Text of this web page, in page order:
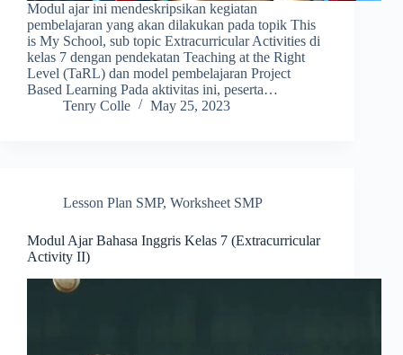
Modul ajar ini mendeskripsikan kegiatan
pembelajaran yang akan dilakukan pada topik This
is My School, sub topic Extracurricular Activities di
kelas 7 dengan pendekatan Teaching at the Right
Level (TaRL) dan model pembelajaran Project
Based Learning Pada aktivitas ini, peserta…
Tenry Colle
May 25, 2023
Lesson Plan SMP, Worksheet SMP
Modul Ajar Bahasa Inggris Kelas 7 (Extracurricular
Activity II)